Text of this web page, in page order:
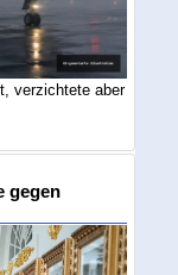
verzichtete aber
gegen